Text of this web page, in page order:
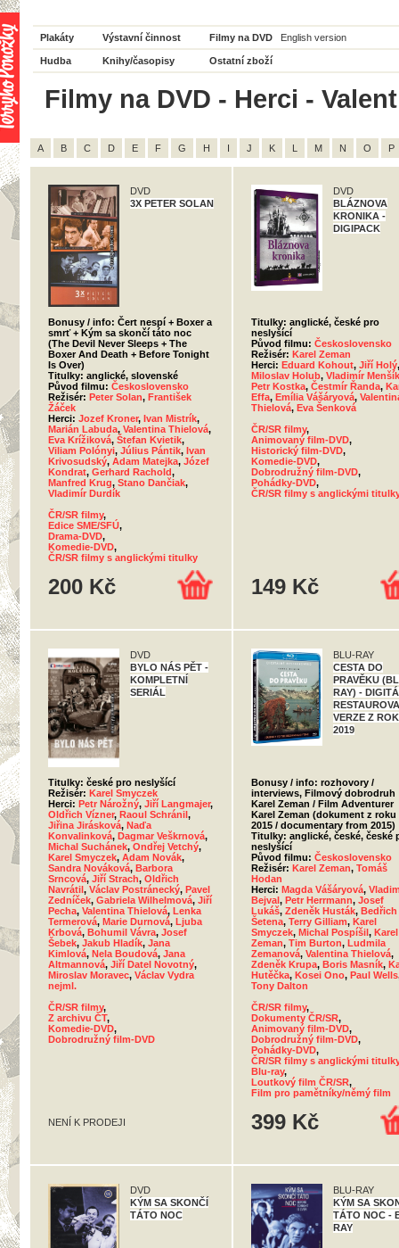
Plakáty Výstavní činnost Filmy na DVD English version
Hudba Knihy/časopisy Ostatní zboží
Filmy na DVD - Herci -
A B C D E F G H I J K L M N O P
DVD
3X PETER SOLAN
Bonusy / info: Čert nespí + Boxer a
smrť + Kým sa skončí táto noc
(The Devil Never Sleeps + The
Boxer And Death + Before Tonight
Is Over)
Titulky: anglické, slovenské
Původ filmu: Československo
Režisér: Peter Solan, František
Žáček
Herci: Jozef Kroner, Ivan Mistrík,
Marián Labuda, Valentina Thielová,
Eva Krížiková, Štefan Kvietik,
Viliam Polónyi, Július Pántik, Ivan
Krivosudský, Adam Matejka, Józef
Kondrat, Gerhard Rachold,
Manfred Krug, Stano Dančiak,
Vladimír Durdík
ČR/SR filmy,
Edice SME/SFÚ,
Drama-DVD,
Komedie-DVD,
ČR/SR filmy s anglickými titulky
200 Kč
DVD
BLÁZNOVA
KRONIKA -
DIGIPACK
Titulky: anglické, české pro
neslyšící
Původ filmu: Československo
Režisér: Karel Zeman
Herci: Eduard Kohout, Jiří Holý,
Miloslav Holub, Vladimír Menšík
Petr Kostka, Čestmír Řanda,
Effa, Emília Vášáryová,
Thielová, Eva Šenková
ČR/SR filmy,
Animovaný film-DVD,
Historický film-DVD,
Komedie-DVD,
Dobrodružný film-DVD,
Pohádky-DVD,
ČR/SR filmy s anglickými
149 Kč
DVD
BYLO NÁS PĚT -
KOMPLETNÍ
SERIÁL
Titulky: české pro neslyšící
Režisér: Karel Smyczek
Herci: Petr Nárožný, Jiří Langmajer,
Oldřich Vízner, Raoul Schránil,
Jiřina Jirásková, Naďa
Konvalinková, Dagmar Veškrnová,
Michal Suchánek, Ondřej Vetchý,
Karel Smyczek, Adam Novák,
Sandra Nováková, Barbora
Srncová, Jiří Strach, Oldřich
Navrátil, Václav Postránecký, Pavel
Zedníček, Gabriela Wilhelmová, Jiří
Pecha, Valentina Thielová, Lenka
Termerová, Marie Durnová, Ljuba
Krbová, Bohumil Vávra, Josef
Šebek, Jakub Hladík, Jana
Kimlová, Nela Boudová, Jana
Altmannová, Jiří Datel Novotný,
Miroslav Moravec, Václav Vydra
nejml.
ČR/SR filmy,
Z archivu ČT,
Komedie-DVD,
Dobrodružný film-DVD
NENÍ K PRODEJI
BLU-RAY
CESTA DO
PRAVĚKU
RAY) -
VERZE Z
2019
Bonusy / info: rozhovory /
interviews, Filmový dobrodruh
Karel Zeman / Film Adventurer
Karel Zeman (dokument z roku
2015 / documentary from 2015)
Titulky: anglické, české, české
neslyšící
Původ filmu: Československo
Režisér: Karel Zeman, Tomáš
Hodan
Herci: Magda Vášáryová,
Bejval, Petr Herrmann, Josef
Lukáš, Zdeněk Husták, Bedřich
Šetena, Terry Gilliam, Karel
Smyczek, Michal Pospíšil, Karel
Zeman, Tim Burton, Ludmila
Zemanová, Valentina Thielová,
Zdeněk Krupa, Boris Masník,
Hutěčka, Kosei Ono, Paul Wells
Tony Dalton
ČR/SR filmy,
Dokumenty ČR/SR,
Animovaný film-DVD,
Dobrodružný film-DVD,
Pohádky-DVD,
ČR/SR filmy s anglickými titulky
Blu-ray,
Loutkový film ČR/SR,
Film pro pamětníky/němý film
399 Kč
DVD
KÝM SA SKONČÍ
TÁTO NOC
BLU-RAY
KÝM SA
TÁTO NOC -
RAY